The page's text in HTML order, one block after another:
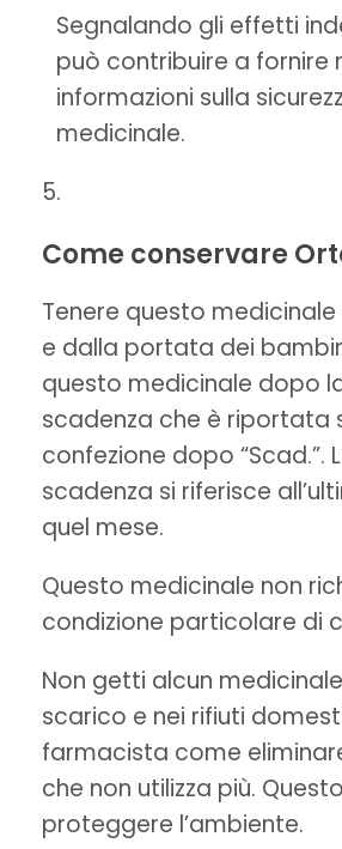
Segnalando gli effetti
può contribuire a fornire
informazioni sulla
medicinale.
Come conservare
Tenere questo
e dalla portata dei
questo medicinale dopo
scadenza che è riportata
confezione dopo “Scad.”.
scadenza si riferisce
quel mese.
Questo medicinale non
condizione particolare di
Non getti alcun
scarico e nei rifiuti
farmacista come
che non utilizza più.
proteggere l’ambiente.